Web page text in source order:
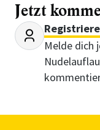
Jetzt
Melde dich